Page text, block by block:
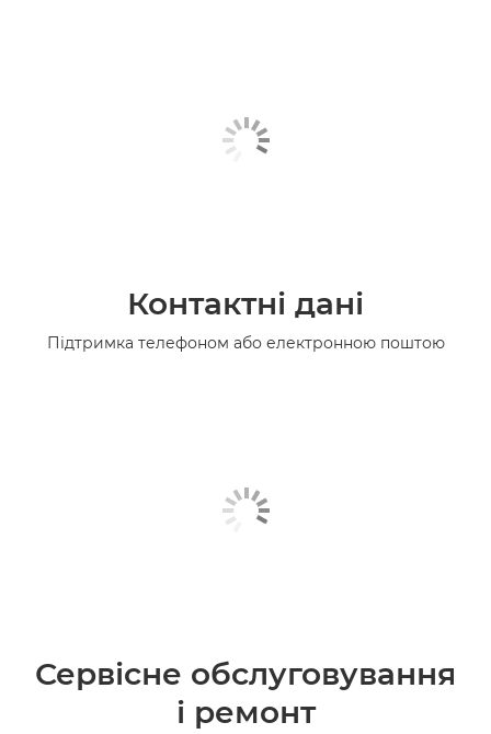
Контактні дані
Підтримка телефоном або електронною поштою
Сервісне обслуговування
і ремонт